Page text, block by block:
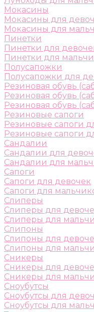
Мокасины
Мокасины для
Мокасины для
Пинетки
Пинетки для
Пинетки для
Полусапожки
Полусапожки для
Резиновая обувь
Резиновая обувь
Резиновая обувь
Резиновые сапоги
Резиновые сапоги
Резиновые сапоги
Сандалии
Сандалии для
Сандалии для
Сапоги
Сапоги для девочек
Сапоги для
Слиперы
Слиперы для
Слиперы для
Слипоны
Слипоны для
Слипоны для
Сникеры
Сникеры для
Сникеры для
Сноубутсы
Сноубутсы для
Сноубутсы для